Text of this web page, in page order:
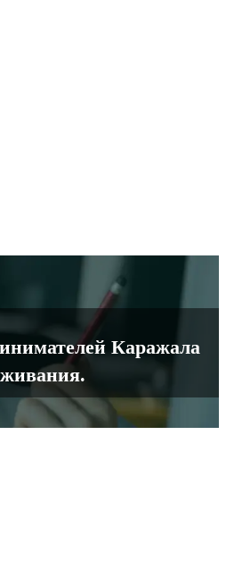
Каражала